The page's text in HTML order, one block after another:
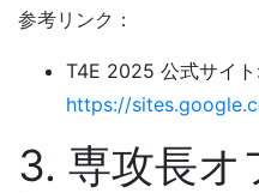
参考リンク：
T4E 2025 公式サイ
https://
3. 専攻長オ